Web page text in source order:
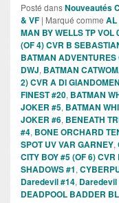
Posté dansNouveautés
& VF | Marqué comme AL
MAN BY WELLS TP VOL
(OF 4) CVR B
BATMAN
DWJ, BATMAN
2) CVR A DI
FINEST #20, BATMAN
JOKER #5, BATMAN
JOKER #6, BENEATH
#4, BONE ORCHARD
SPOT UV VAR GARNEY,
CITY BOY #5 (OF 6)
SHADOWS #1,
Daredevil #14, Daredevil
DEADPOOL BADDER